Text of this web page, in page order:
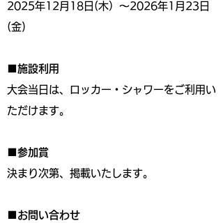
2025年12月18日(木）～2026年1月23日
(金)
■施設利用
大会当日は、ロッカー・シャワーをご利用い
ただけます。
■参加賞
決まり次第、掲載いたします。
■お問い合わせ